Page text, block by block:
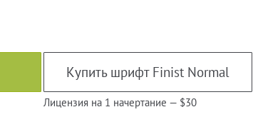
Купить шрифт Finist Normal
Лицензия на 1 начертание — $30